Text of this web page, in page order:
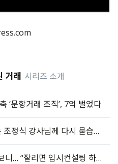
거래 시리즈 소개
‘문항거래 조직’, 7억 벌었다
“도망치지 않겠다”는 조정식 강사님께 다시 묻습니다
문항거래 교사 만나보니… “잘리면 입시컨설팅 하면 돼”